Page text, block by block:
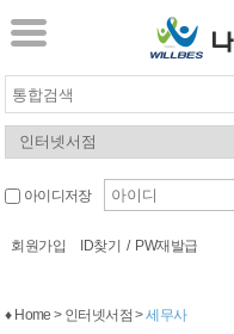
아이디저장
회원가입 ID찾기 / PW재발급
♦ Home > 인터넷서점 >세무사